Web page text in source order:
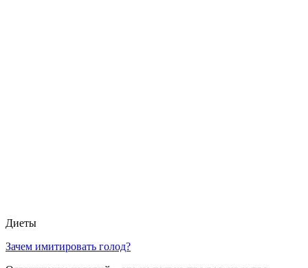
Диеты
Зачем имитировать голод?